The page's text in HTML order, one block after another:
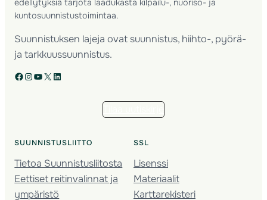
edellytyksiä tarjota laadukasta kilpailu-, nuoriso- ja
kuntosuunnistustoimintaa.
Suunnistuksen lajeja ovat suunnistus, hiihto-, pyörä-
ja tarkkuussuunnistus.
Facebook Instagram YouTube X LinkedIn
SUUNNISTUSLIITTO
Tietoa Suunnistusliitosta
Eettiset reitinvalinnat ja
ympäristö
SSL
Lisenssi
Materiaalit
Karttarekisteri